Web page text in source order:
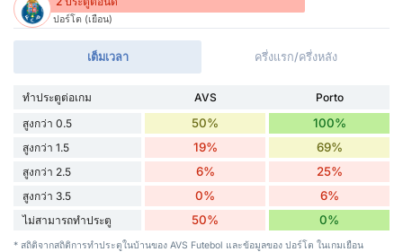
ปอร์โต (เยือน)
เต็มเวลา ครึ่งแรก/ครึ่งหลัง
ทำประตูต่อเกม AVS
Porto
สูงกว่า 0.5
50% 100%
สูงกว่า 1.5 19% 69%
สูงกว่า 2.5 6% 25%
สูงกว่า 3.5 0% 6%
ไม่สามารถทำประตู 50% 0%
* สถิติจากสถิติการทำประตูในบ้านของ AVS Futebol และข้อมูลของ ปอร์โต ในเกมเยือน